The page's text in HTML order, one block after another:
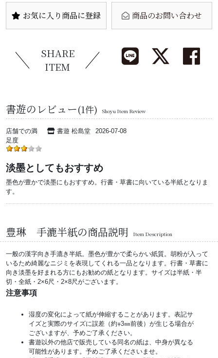
お気に入り商品に登録 商品のお問い合わせ
SHARE
ITEM
書遊のレビュー(1件) Shoyu Item Review
店舗での満
足度
書遊 松島堂 2026-07-08
淡墨としてもおすすめ
墨色が豊かで淡墨にもおすすめ。行書・草書に向いている半紙となりま
す。
豊琳 手漉半紙の商品説明 Item Description
一般の漢字向き手漉き半紙。墨色が豊かで柔らかい紙質。胡粉が入って
いるため綺麗なニジミを表現してくれる一品となります。行書・草書に
向き淡墨を好まれる方にもお勧めの紙となります。サイズは半紙・半
切・全紙・2×6尺・2×8尺がございます。
注意事項
湿度の変化によって紙が伸縮することがあります。表記サ
イズと実際のサイズに誤差（約∓3㎜前後）が生じる場合が
ございますが、予めご了承ください。
書遊以外の他店で販売している同名の紙は、中身が異なる
可能性があります。予めご了承くださいませ。